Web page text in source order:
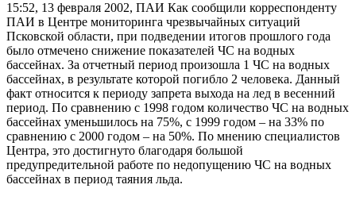
15:52, 13 февраля 2002, ПАИ Как сообщили корреспонденту
ПАИ в Центре мониторинга чрезвычайных ситуаций
Псковской области, при подведении итогов прошлого года
было отмечено снижение показателей ЧС на водных
бассейнах. За отчетный период произошла 1 ЧС на водных
бассейнах, в результате которой погибло 2 человека. Данный
факт относится к периоду запрета выхода на лед в весенний
период. По сравнению с 1998 годом количество ЧС на водных
бассейнах уменьшилось на 75%, с 1999 годом – на 33% по
сравнению с 2000 годом – на 50%. По мнению специалистов
Центра, это достигнуто благодаря большой
предупредительной работе по недопущению ЧС на водных
бассейнах в период таяния льда.